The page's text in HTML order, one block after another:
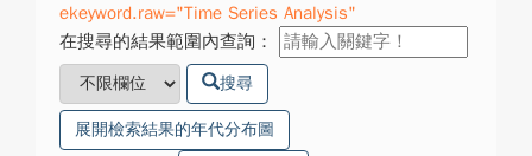
ekeyword.raw="Time Series Analysis"
在搜尋的結果範圍內查詢：
搜尋
展開檢索結果的年代分布圖